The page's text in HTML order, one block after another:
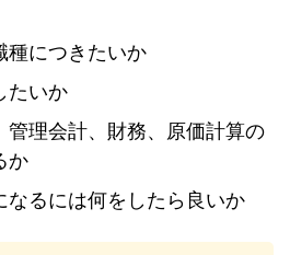
種につきたいか
たいか
管理会計、財務、原価計算の
か
なるには何をしたら良いか